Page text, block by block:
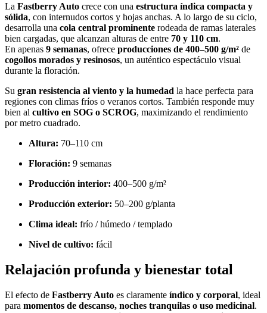
La Fastberry Auto crece con una estructura índica compacta y
sólida, con internudos cortos y hojas anchas. A lo largo de su ciclo,
desarrolla una cola central prominente rodeada de ramas laterales
bien cargadas, que alcanzan alturas de entre 70 y 110 cm.
En apenas 9 semanas, ofrece producciones de 400–500 g/m² de
cogollos morados y resinosos, un auténtico espectáculo visual
durante la floración.
Su gran resistencia al viento y la humedad la hace perfecta para
regiones con climas fríos o veranos cortos. También responde muy
bien al cultivo en SOG o SCROG, maximizando el rendimiento
por metro cuadrado.
Altura: 70–110 cm
Floración: 9 semanas
Producción interior: 400–500 g/m²
Producción exterior: 50–200 g/planta
Clima ideal: frío / húmedo / templado
Nivel de cultivo: fácil
Relajación profunda y bienestar total
El efecto de Fastberry Auto es claramente índico y corporal, ideal
para momentos de descanso, noches tranquilas o uso medicinal.